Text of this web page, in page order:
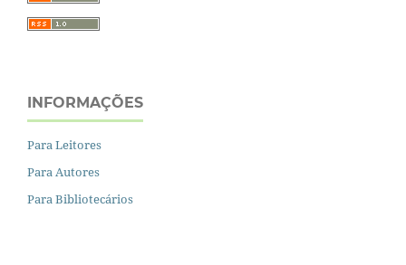
INFORMAÇÕES
Para Leitores
Para Autores
Para Bibliotecários